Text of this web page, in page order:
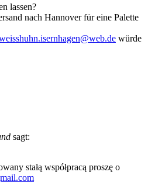
lassen?
nach Hannover für eine Palette
würde
sagt:
stałą współpracą proszę o